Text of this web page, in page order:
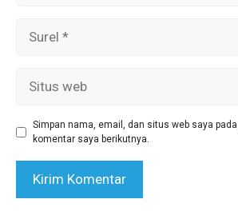
Simpan nama, email, dan situs web saya
komentar saya berikutnya.